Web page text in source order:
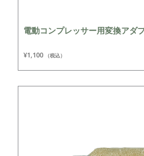
電動コンプレッサー用変換アダ
¥1,100 （税込）